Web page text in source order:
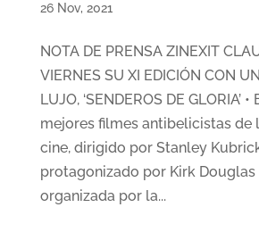
26 Nov, 2021
NOTA DE PRENSA ZINEXIT
VIERNES SU XI EDICIÓN CON
LUJO, ‘SENDEROS DE GLORIA’
mejores filmes antibelicistas de
cine, dirigido por Stanley
protagonizado por Kirk Douglas
organizada por la...